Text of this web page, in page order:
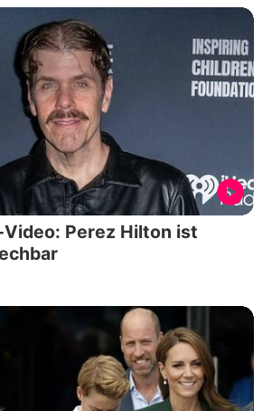
Video: Perez Hilton ist